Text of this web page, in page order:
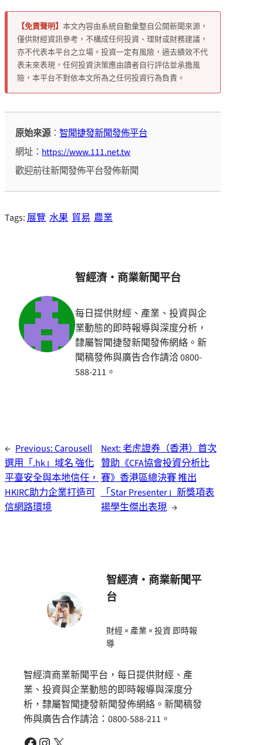
【免責聲明】 本文內容由系統自動彙整自公開新聞來源，
僅供財經資訊參考，不構成任何投資、理財或財務建議，
亦不代表本平台之立場。投資一定有風險，過去績效不代
表未來表現，任何投資決策應由讀者自行評估並承擔風
險，本平台不對依本文所為之任何投資行為負責。
原始來源：智聞捷發新聞發佈平台
網址： https://www.111.net.tw
歡迎前往新聞發佈平台發佈新聞
Tags:展覽 水果 貿易 農業
智經濟・商業新聞平台
每日提供財經、產業、投資與企
業動態的即時報導與深度分析，
隸屬智聞捷發新聞發佈網絡。新
聞稿發佈與廣告合作請洽 0800-
588-211。
← Previous:Carousell
選用「.hk」域名 強化
平臺安全與本地信任，
HKIRC助力企業打造可
信網路環境
Next:老虎證券（香港）首次
贊助《CFA協會投資分析比
賽》香港區總決賽 推出
「Star Presenter」新獎項表
揚學生傑出表現 →
智經濟・商業新聞平
台
財經 × 產業 × 投資 即時報
導
智經濟商業新聞平台，每日提供財經、產
業、投資與企業動態的即時報導與深度分
析，隸屬智聞捷發新聞發佈網絡。新聞稿發
佈與廣告合作請洽：0800-588-211。